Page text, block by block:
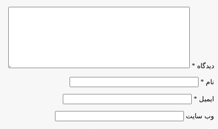
دیدگاه *
نام *
ایمیل *
وب‌ سایت